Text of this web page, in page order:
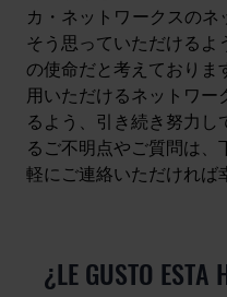
カ・ネットワークスの
そう思っていただけるよ
の使命だと考えておりま
用いただけるネットワー
るよう、引き続き努力
るご不明点やご質問は
軽にご連絡いただければ
¿LE GUSTO ESTA